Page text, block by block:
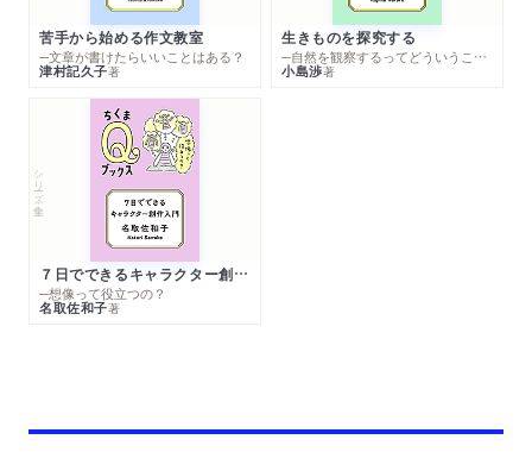
苦手から始める作文教室
─文章が書けたらいいことはある？
津村記久子著
生きものを探究する
─自然を観察するってどういうこと？
小島渉著
シリーズ・全集
７日でできるキャラクター創作入門
─想像って役立つの？
名取佐和子著